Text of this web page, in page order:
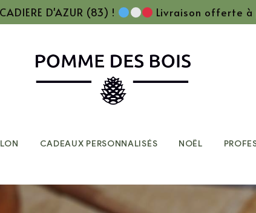
D'AZUR (83) ! Livraison offerte
CADEAUX PERSONNALISÉS NOËL